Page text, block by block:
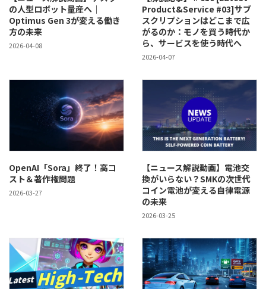
の人型ロボット量産へ｜
Optimus Gen 3が変える働き
方の未来
2026-04-08
Product&Service #03]サブ
スクリプションはどこまで広
がるのか：モノを買う時代か
ら、サービスを使う時代へ
2026-04-07
OpenAI「Sora」終了！高コ
スト＆著作権問題
2026-03-27
【ニュース解説動画】電池交
換がいらない？SMKの次世代
コイン電池が変える自律電源
の未来
2026-03-25